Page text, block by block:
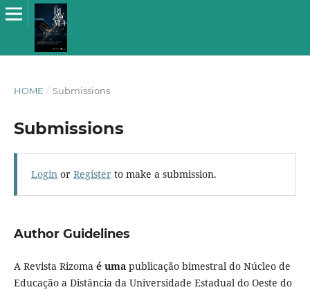
HOME / Submissions
Submissions
Loginor Registerto make a submission.
Author Guidelines
A Revista Rizomaé uma publicação bimestral do Núcleo de
Educação a Distância da Universidade Estadual do Oeste do